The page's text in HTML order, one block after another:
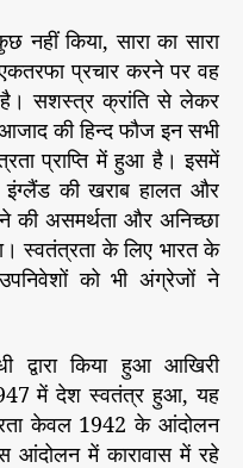
नहीं किया, सारा का सारा
एकतरफा प्रचार करने पर वह
है। सशस्त्र क्रांति से लेकर
की हिन्द फौज इन सभी
प्राप्ति में हुआ है। इसमें
इंग्लैंड की खराब हालत और
की असमर्थता और अनिच्छा
स्वतंत्रता के लिए भारत के
को भी अंग्रेजों ने
द्वारा किया हुआ आखिरी
में देश स्वतंत्र हुआ, यह
केवल 1942 के आंदोलन
आंदोलन में कारावास में रहे